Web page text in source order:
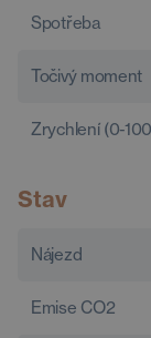
Spotřeba
Točivý moment
Zrychlení (0-
Stav
Nájezd
Emise CO2